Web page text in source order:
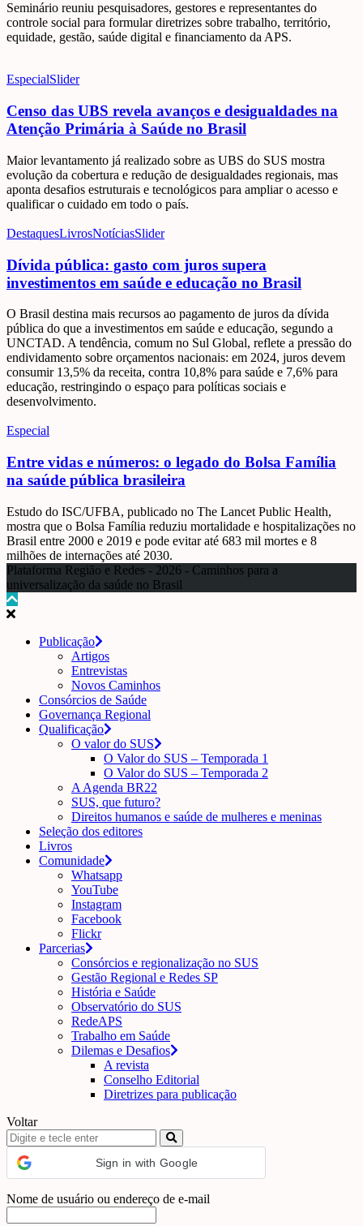
Seminário reuniu pesquisadores, gestores e representantes do
controle social para formular diretrizes sobre trabalho, território,
equidade, gestão, saúde digital e financiamento da APS.
EspecialSlider
Censo das UBS revela avanços e desigualdades na
Atenção Primária à Saúde no Brasil
Maior levantamento já realizado sobre as UBS do SUS mostra
evolução da cobertura e redução de desigualdades regionais, mas
aponta desafios estruturais e tecnológicos para ampliar o acesso e
qualificar o cuidado em todo o país.
DestaquesLivrosNotíciasSlider
Dívida pública: gasto com juros supera
investimentos em saúde e educação no Brasil
O Brasil destina mais recursos ao pagamento de juros da dívida
pública do que a investimentos em saúde e educação, segundo a
UNCTAD. A tendência, comum no Sul Global, reflete a pressão do
endividamento sobre orçamentos nacionais: em 2024, juros devem
consumir 13,5% da receita, contra 10,8% para saúde e 7,6% para
educação, restringindo o espaço para políticas sociais e
desenvolvimento.
Especial
Entre vidas e números: o legado do Bolsa Família
na saúde pública brasileira
Estudo do ISC/UFBA, publicado no The Lancet Public Health,
mostra que o Bolsa Família reduziu mortalidade e hospitalizações no
Brasil entre 2000 e 2019 e pode evitar até 683 mil mortes e 8
milhões de internações até 2030.
Plataforma Região e Redes - 2026 - Caminhos para a
universalização da saúde no Brasil
Publicação
Artigos
Entrevistas
Novos Caminhos
Consórcios de Saúde
Governança Regional
Qualificação
O valor do SUS
O Valor do SUS – Temporada 1
O Valor do SUS – Temporada 2
A Agenda BR22
SUS, que futuro?
Direitos humanos e saúde de mulheres e meninas
Seleção dos editores
Livros
Comunidade
Whatsapp
YouTube
Instagram
Facebook
Flickr
Parcerias
Consórcios e regionalização no SUS
Gestão Regional e Redes SP
História e Saúde
Observatório do SUS
RedeAPS
Trabalho em Saúde
Dilemas e Desafios
A revista
Conselho Editorial
Diretrizes para publicação
Voltar
Sign in with Google
Nome de usuário ou endereço de e-mail